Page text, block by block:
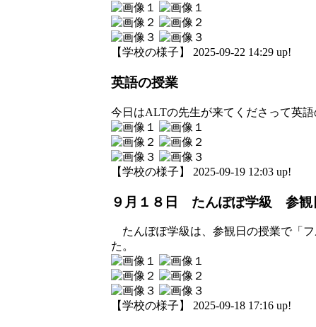
【学校の様子】 2025-09-22 14:29 up!
英語の授業
今日はALTの先生が来てくださって英
【学校の様子】 2025-09-19 12:03 up!
９月１８日 たんぽぽ学級 参観
たんぽぽ学級は、参観日の授業で「
た。
【学校の様子】 2025-09-18 17:16 up!